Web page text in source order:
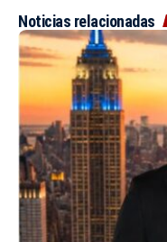
Noticias relacionadas